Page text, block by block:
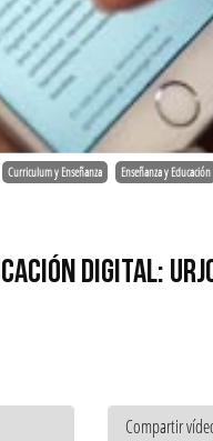
Curriculum y Enseñanza Enseñanza y Educación
DIGITAL:
Compartir